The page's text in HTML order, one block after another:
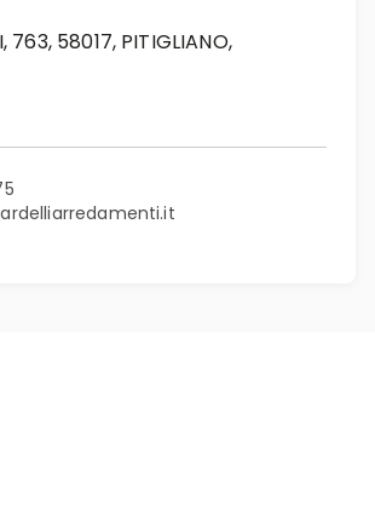
763, 58017, PITIGLIANO,